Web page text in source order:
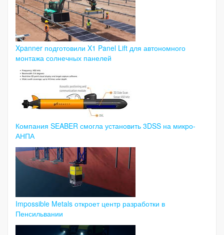
Xpanner подготовили X1 Panel Lift для автономного
монтажа солнечных панелей
Компания SEABER смогла установить 3DSS на микро-
АНПА
Impossible Metals откроет центр разработки в
Пенсильвании